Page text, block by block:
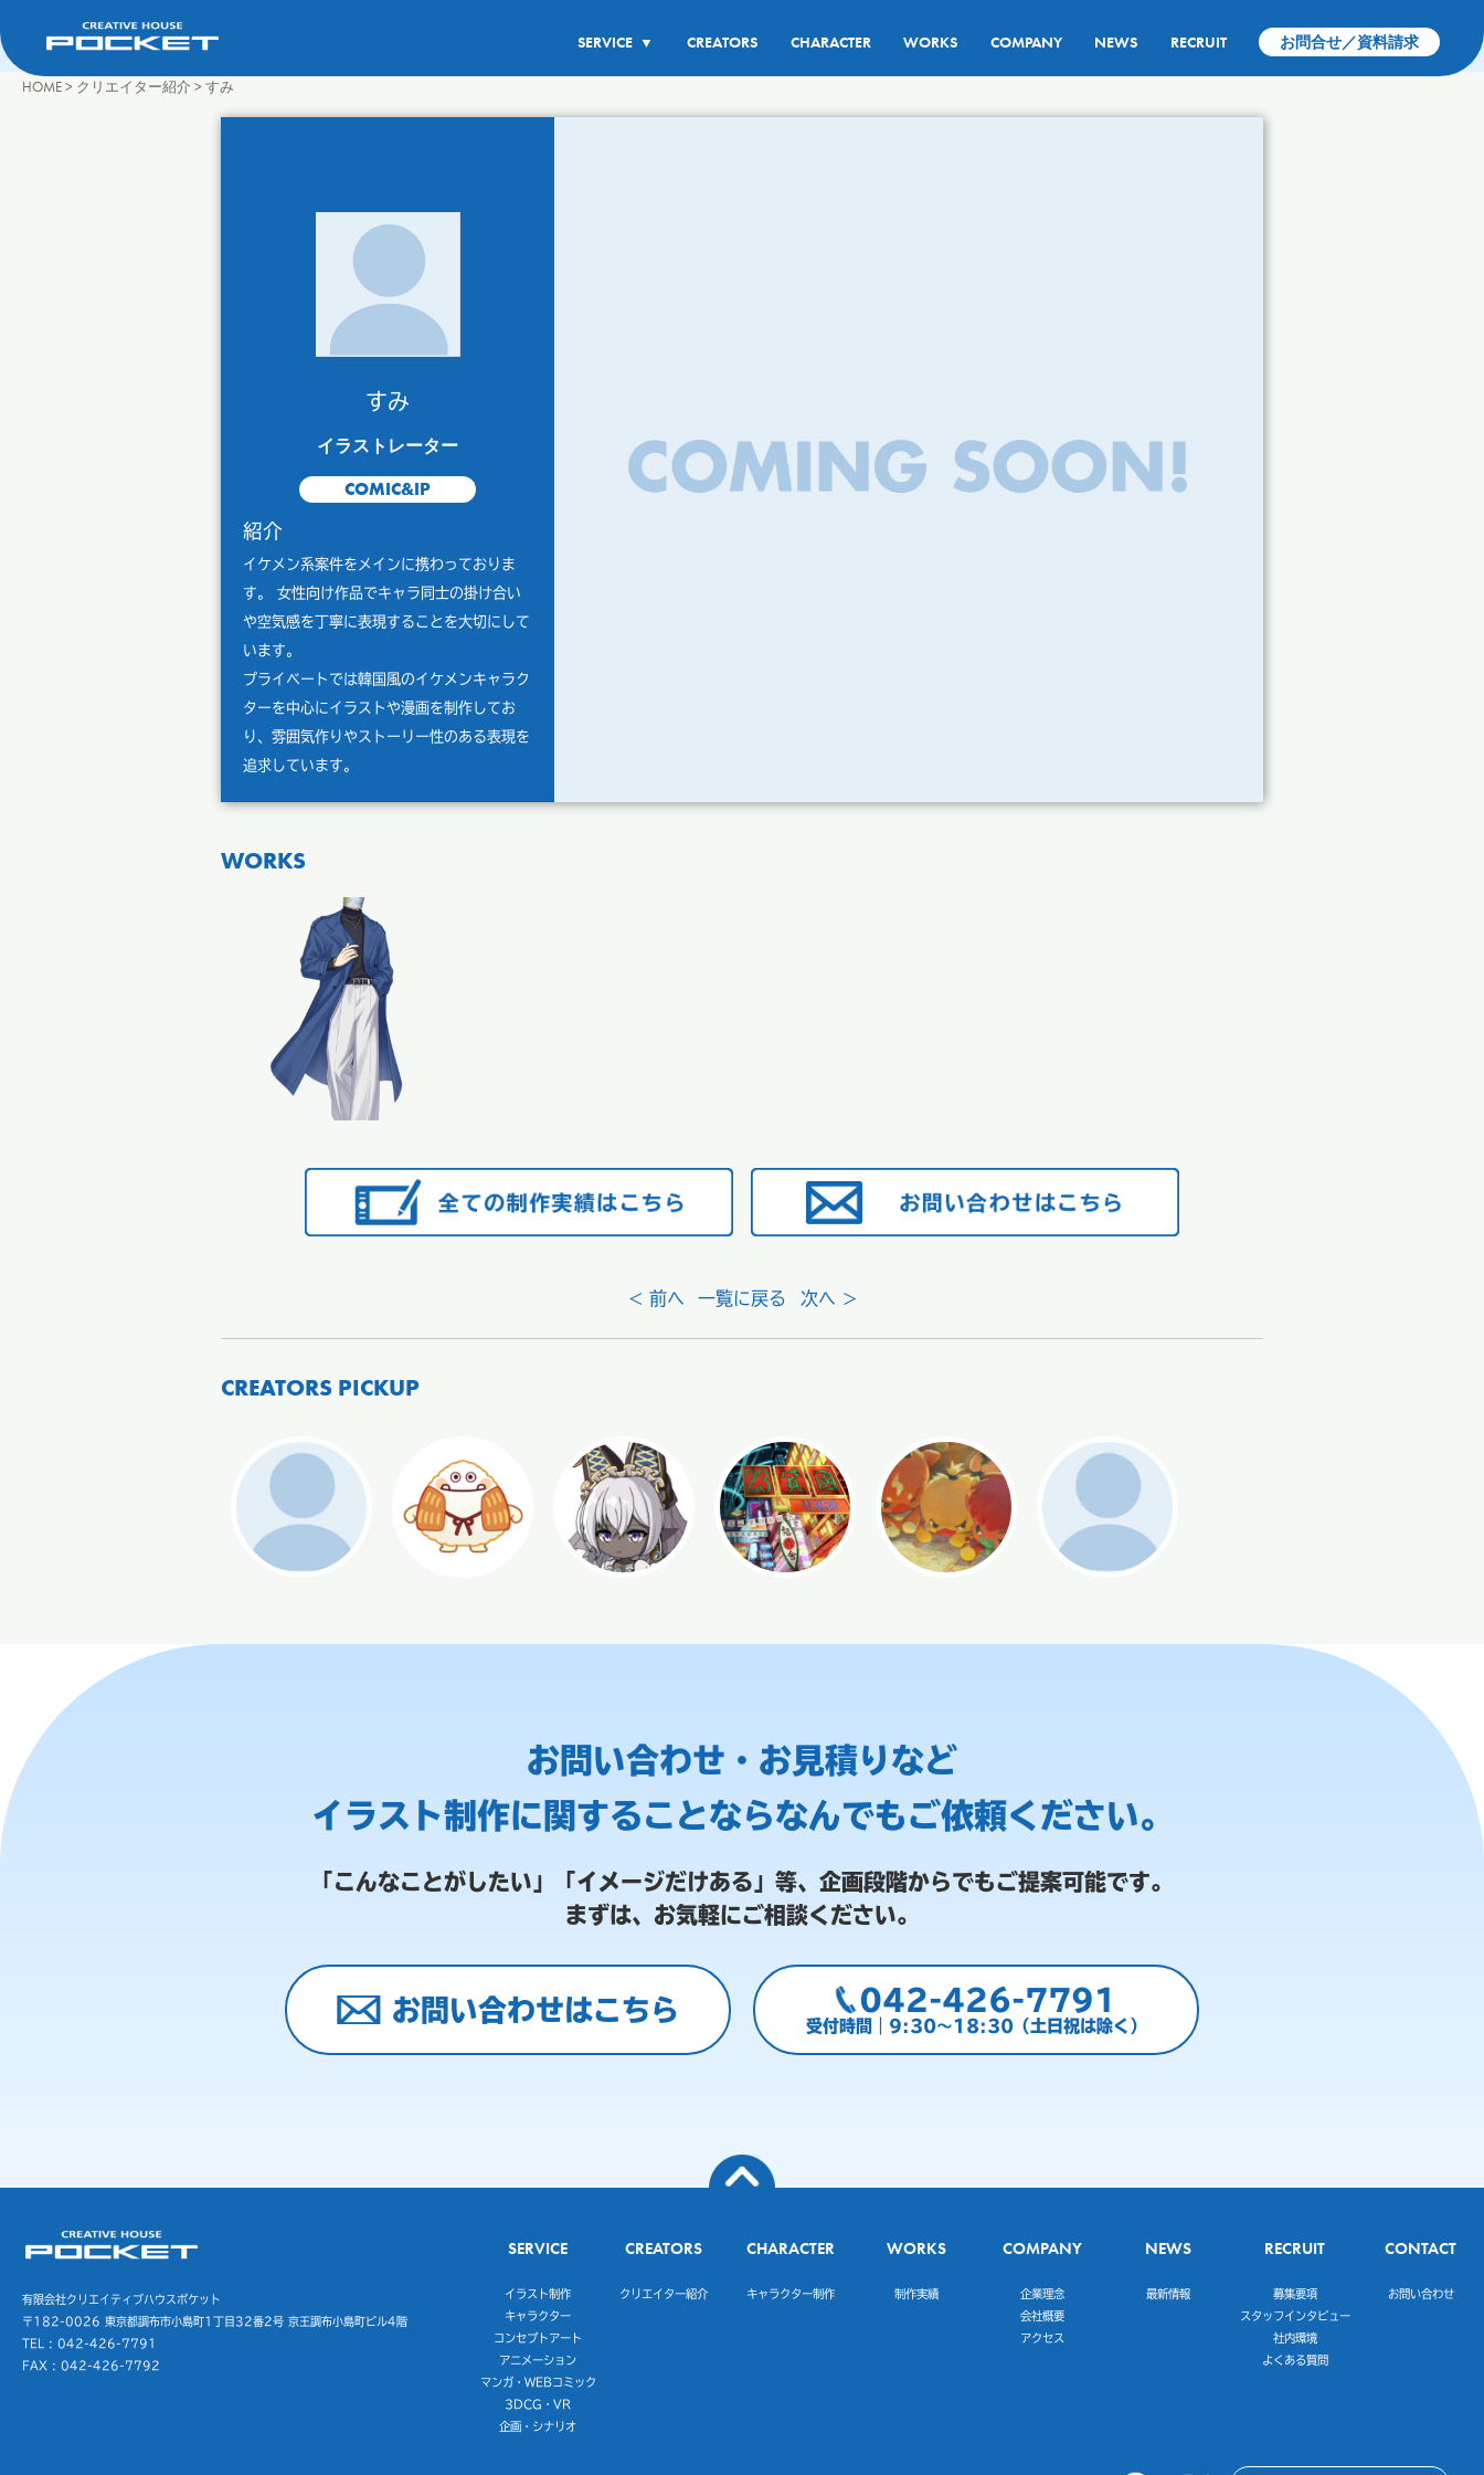
SERVICE ▼ CREATORS CHARACTER WORKS COMPANY NEWS RECRUIT お問合せ／資料請求
HOME> クリエイター紹介 >すみ
すみ
イラストレーター
COMIC&IP
紹介
イケメン系案件をメインに携わっておりま
す。 女性向け作品でキャラ同士の掛け合い
や空気感を丁寧に表現することを大切にして
います。
プライベートでは韓国風のイケメンキャラク
ターを中心にイラストや漫画を制作してお
り、雰囲気作りやストーリー性のある表現を
追求しています。
WORKS
< 前へ 一覧に戻る 次へ >
CREATORS PICKUP
お問い合わせ・お見積りなど
イラスト制作に関することならなんでもご依頼ください。
「こんなことがしたい」「イメージだけある」等、 企画段階からでもご提案可能です。
まずは、お気軽にご相談ください。
お問い合わせはこちら 042-426-7791
受付時間｜9:30～18:30（土日祝は除く）
有限会社クリエイティブハウスポケット
〒182-0026 東京都調布市小島町1丁目32番2号京王調布小島町ビル4階
TEL : 042-426-7791
FAX : 042-426-7792
SERVICE
イラスト制作
キャラクター
コンセプトアート
アニメーション
マンガ・WEBコミック
3DCG・VR
企画・シナリオ
CREATORS
クリエイター紹介
CHARACTER
キャラクター制作
WORKS
制作実績
COMPANY
企業理念
会社概要
アクセス
NEWS
最新情報
RECRUIT
募集要項
スタッフインタビュー
社内環境
よくある質問
CONTACT
お問い合わせ